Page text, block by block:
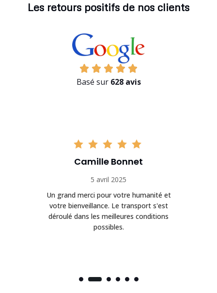
Les retours positifs de nos clients
Basé sur 628 avis
Camille Bonnet
5 avril 2025
Un grand merci pour votre humanité et
votre bienveillance. Le transport s'est
déroulé dans les meilleures conditions
possibles.